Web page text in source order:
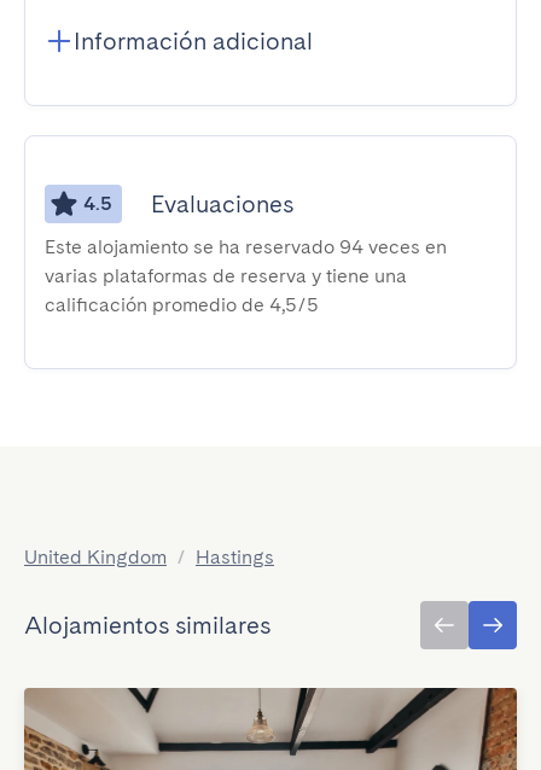
Información adicional
4.5 Evaluaciones
Este alojamiento se ha reservado 94 veces en
varias plataformas de reserva y tiene una
calificación promedio de 4,5/5
United Kingdom / Hastings
Alojamientos similares